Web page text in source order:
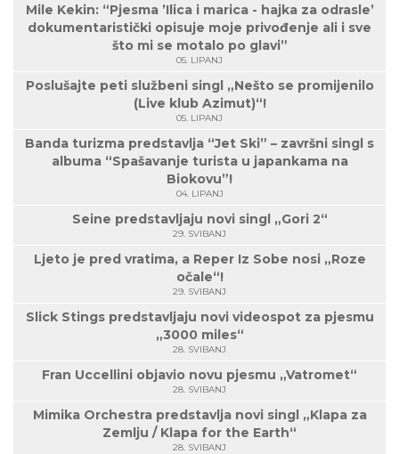
Mile Kekin: “Pjesma ’Ilica i marica - hajka za odrasle’
dokumentaristički opisuje moje privođenje ali i sve
što mi se motalo po glavi”
05. LIPANJ
Poslušajte peti službeni singl „Nešto se promijenilo
(Live klub Azimut)“!
05. LIPANJ
Banda turizma predstavlja “Jet Ski” – završni singl s
albuma “Spašavanje turista u japankama na
Biokovu”!
04. LIPANJ
Seine predstavljaju novi singl „Gori 2“
29. SVIBANJ
Ljeto je pred vratima, a Reper Iz Sobe nosi „Roze
očale“!
29. SVIBANJ
Slick Stings predstavljaju novi videospot za pjesmu
„3000 miles“
28. SVIBANJ
Fran Uccellini objavio novu pjesmu „Vatromet“
28. SVIBANJ
Mimika Orchestra predstavlja novi singl „Klapa za
Zemlju / Klapa for the Earth“
28. SVIBANJ